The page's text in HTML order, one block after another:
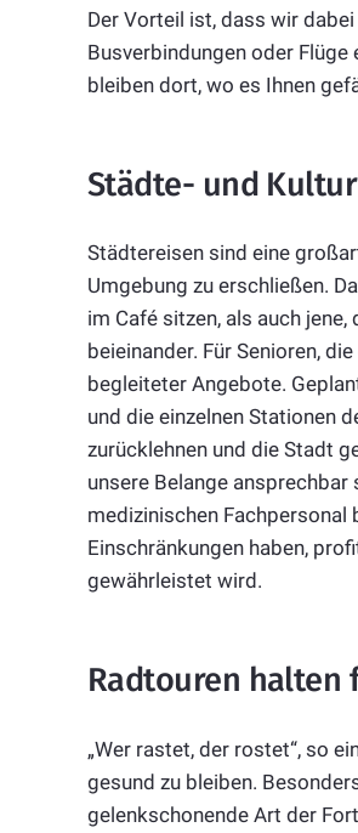
Der Vorteil ist, dass wir
Busverbindungen oder
bleiben dort, wo es Ihnen
Städte- und
Städtereisen sind eine
Umgebung zu erschließen.
im Café sitzen, als auch
beieinander. Für Senioren,
begleiteter Angebote.
und die einzelnen Stationen
zurücklehnen und die Stadt
unsere Belange
medizinischen Fachpersonal
Einschränkungen haben,
gewährleistet wird.
Radtouren halten
„Wer rastet, der rostet“, so
gesund zu bleiben.
gelenkschonende Art der